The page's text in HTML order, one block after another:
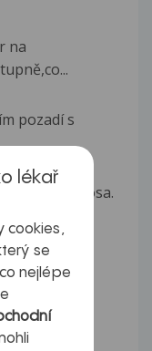
na
pozadí s
DIP arthrosa.
lékař
cookies,
se
nejlépe